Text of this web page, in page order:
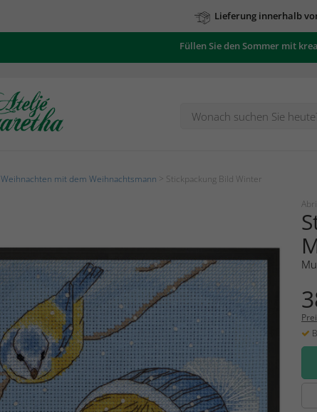
Lieferung innerhalb
Füllen Sie den Sommer mit
Weihnachten mit dem Weihnachtsmann > Stickpackung Bild Winter